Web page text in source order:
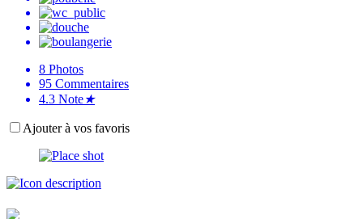
8 Photos
95 Commentaires
4.3 Note★
Ajouter à vos favoris